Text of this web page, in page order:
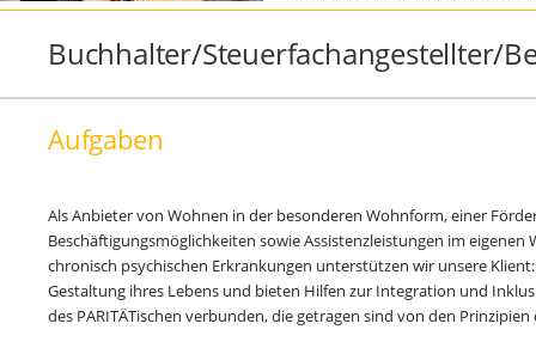
Buchhalter/Steuerfachangestellter/
Aufgaben
Als Anbieter von Wohnen in der besonderen Wohnform, einer
Beschäftigungsmöglichkeiten sowie Assistenzleistungen im
chronisch psychischen Erkrankungen unterstützen wir unsere
Gestaltung ihres Lebens und bieten Hilfen zur Integration und
des PARITÄTischen verbunden, die getragen sind von den